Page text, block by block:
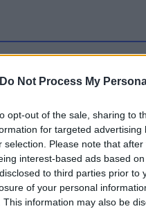
Do Not Process My
opt-out of the sale, sharing to
for targeted
selection. Please note that
interest-based ads based
to third parties prior
of your personal
This information may also be
για Κωνσταντέλια